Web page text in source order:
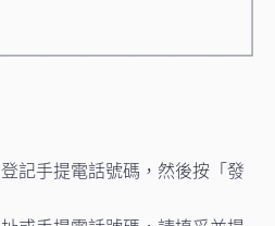
記手提電話號碼，然後按「發